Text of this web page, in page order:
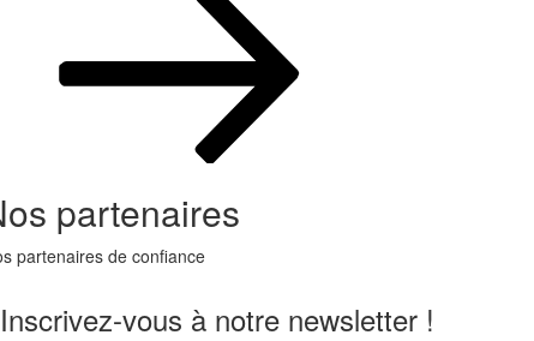
partenaires
partenaires de confiance
Inscrivez-vous à notre newsletter !